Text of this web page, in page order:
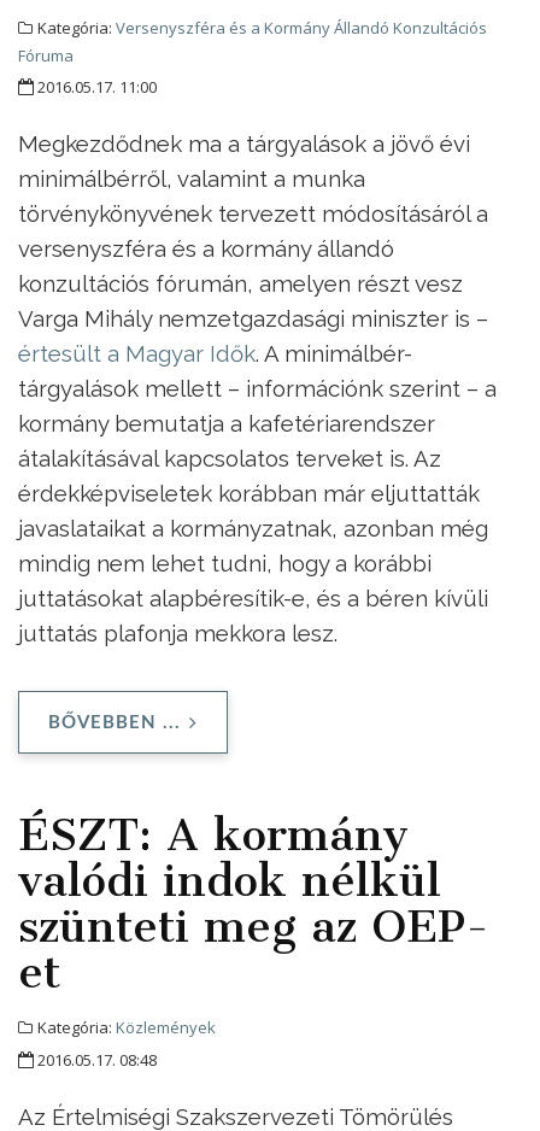
Kategória: Versenyszféra és a Kormány Állandó Konzultációs
Fóruma
2016.05.17. 11:00
Megkezdődnek ma a tárgyalások a jövő évi
minimálbérről, valamint a munka
törvénykönyvének tervezett módosításáról a
versenyszféra és a kormány állandó
konzultációs fórumán, amelyen részt vesz
Varga Mihály nemzetgazdasági miniszter is –
értesült a Magyar Idők. A minimálbér-
tárgyalások mellett – információnk szerint – a
kormány bemutatja a kafetériarendszer
átalakításával kapcsolatos terveket is. Az
érdekképviseletek korábban már eljuttatták
javaslataikat a kormányzatnak, azonban még
mindig nem lehet tudni, hogy a korábbi
juttatásokat alapbéresítik-e, és a béren kívüli
juttatás plafonja mekkora lesz.
BŐVEBBEN ...
ÉSZT: A kormány
valódi indok nélkül
szünteti meg az OEP-
et
Kategória: Közlemények
2016.05.17. 08:48
Az Értelmiségi Szakszervezeti Tömörülés